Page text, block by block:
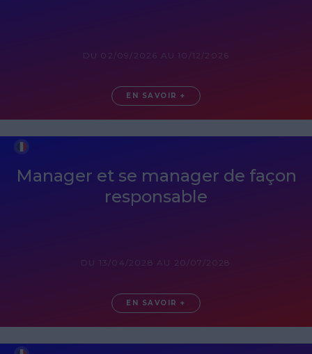
DU 02/09/2026 AU 10/12/2026
EN SAVOIR +
Manager et se manager de façon
responsable
DU 13/04/2028 AU 20/07/2028
EN SAVOIR +